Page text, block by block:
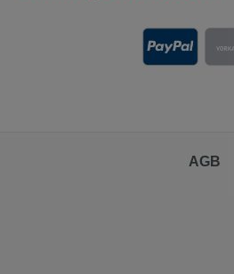
AGB